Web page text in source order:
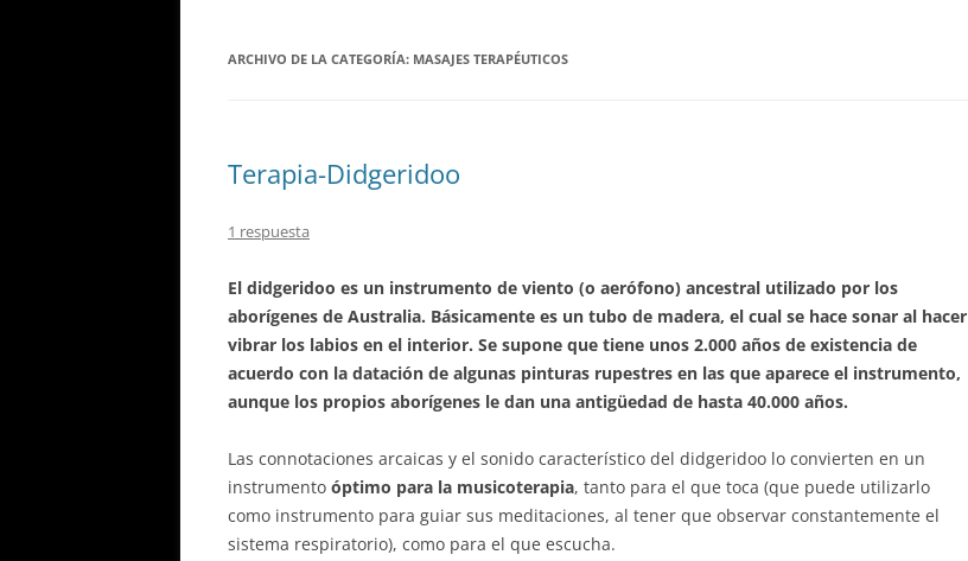
ARCHIVO DE LA CATEGORÍA: MASAJES TERAPÉUTICOS
Terapia-Didgeridoo
1 respuesta
El didgeridoo es un instrumento de viento (o aerófono) ancestral utilizado por los
aborígenes de Australia. Básicamente es un tubo de madera, el cual se hace sonar al hacer
vibrar los labios en el interior. Se supone que tiene unos 2.000 años de existencia de
acuerdo con la datación de algunas pinturas rupestres en las que aparece el instrumento,
aunque los propios aborígenes le dan una antigüedad de hasta 40.000 años.
Las connotaciones arcaicas y el sonido característico del didgeridoo lo convierten en un
instrumento óptimo para la musicoterapia, tanto para el que toca (que puede utilizarlo
como instrumento para guiar sus meditaciones, al tener que observar constantemente el
sistema respiratorio), como para el que escucha.